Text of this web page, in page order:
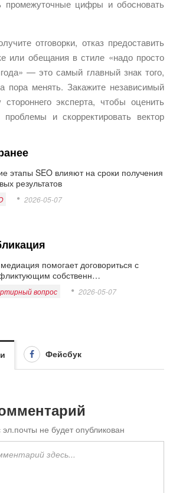
промежуточные цифры и обосновать
отговорки, отказ предоставить
или обещания в стиле «надо просто
— это самый главный знак того,
пора менять. Закажите независимый
эксперта, чтобы оценить
и скорректировать вектор
этапы SEO влияют на сроки получения
результатов
2026-05-07
помогает договориться с
собственн…
вопрос 2026-05-07
Фейсбук
не будет опубликован